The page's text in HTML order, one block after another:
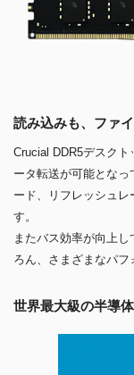
読み込みも、ファ
Crucial DDR5デスク
ータ転送が可能とな
ード、リフレッシュレ
す。
またバス効率が向上
ろん、さまざまなパフ
世界最大級の半導